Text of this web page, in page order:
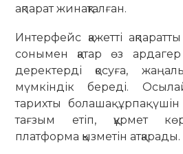
ақпарат жинақталған.
Интерфейс қажетті
сонымен қатар өз
деректерді қосуға,
мүмкіндік береді.
тарихты болашақ ұрпақ үшін
тағзым етіп, құрмет
платформа қызметін атқарады.